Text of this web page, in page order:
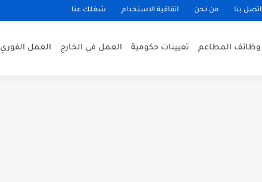
اتصل بنا من نحن اتفاقية الاستخدام شغلك عنا
وظائف المطاعم تعيينات حكومية العمل في الخارج العمل الفوري